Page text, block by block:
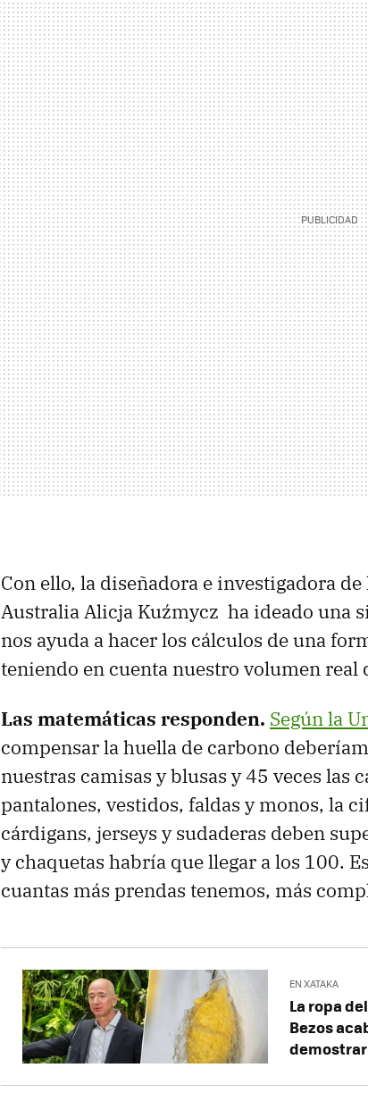
Con ello, la diseñadora e investigadora
Australia Alicja Kuźmycz ha ideado una
nos ayuda a hacer los cálculos de una
teniendo en cuenta nuestro volumen real
Las matemáticas responden. Según la
compensar la huella de carbono
nuestras camisas y blusas y 45 veces las
pantalones, vestidos, faldas y monos, la
cárdigans, jerseys y sudaderas deben
y chaquetas habría que llegar a los 100.
cuantas más prendas tenemos, más
EN XATAKA
La ropa
Bezos